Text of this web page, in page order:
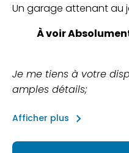
Un garage attenant au
À voir
Je me tiens à votre
amples détails;
Afficher plus keyboard_arrow_right